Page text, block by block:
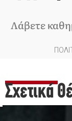
Λάβετε
Σχετικά